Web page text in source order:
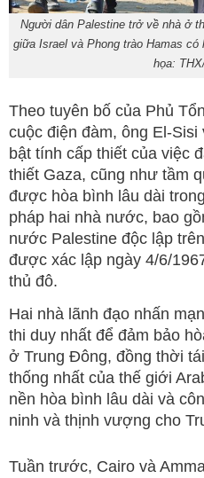
Người dân Palestine trở về nhà ở
giữa Israel và Phong trào Hamas
họa:
Theo tuyên bố của Phủ
cuộc điện đàm, ông El-Sisi
bật tính cấp thiết của việc
thiết Gaza, cũng như tầm
được hòa bình lâu dài
pháp hai nhà nước, bao
nước Palestine độc lập
được xác lập ngày 4/6/
thủ đô.
Hai nhà lãnh đạo nhấn
thi duy nhất để đảm bảo
ở Trung Đông, đồng thời
thống nhất của thế giới
nền hòa bình lâu dài và
ninh và thịnh vượng cho
Tuần trước, Cairo và